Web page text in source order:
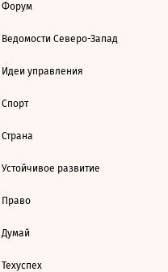
Форум
Ведомости Северо-Запад
Идеи управления
Спорт
Страна
Устойчивое развитие
Право
Думай
Техуспех